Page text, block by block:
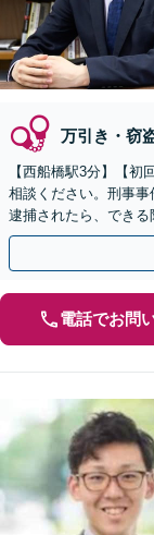
万引き・窃
【西船橋駅3分】【
相談ください。刑事
逮捕されたら、できる
り強く対応し、より
電話でお問